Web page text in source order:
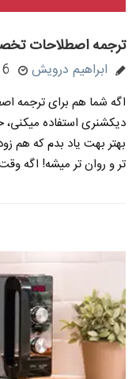
ترجمه اصطلاحات
ابراهیم درویش 16
اگه شما هم برای ترجمه
دیکشنری استفاده
بهتر بهت یاد بدم که هم
تر و روان تر میشه! اگه